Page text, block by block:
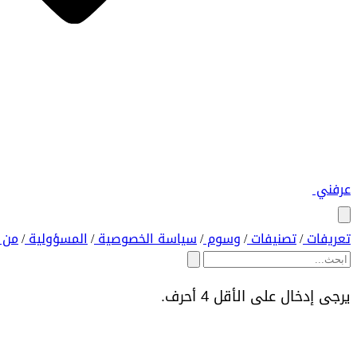
عرفني
تعريفات/ تصنيفات/ وسوم/ سياسة الخصوصية/ المسؤولية/
يرجى إدخال على الأقل 4 أحرف.